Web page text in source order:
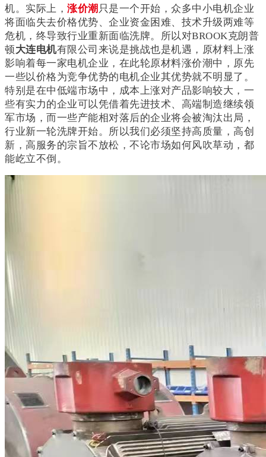
机。实际上， 涨价潮 只是一个开始，众多中小电机企业
将面临失去价格优势、企业资金困难、技术升级两难等
危机，终导致行业重新面临洗牌。所以对BROOK克朗普
顿大连电机有限公司来说是挑战也是机遇， 原材料上涨
影响着每一家电机企业，在此轮原材料涨价潮中，原先
一些以价格为竞争优势的电机企业其优势就不明显了。
特别是在中低端市场中，成本上涨对产品影响较大，一
些有实力的企业可以凭借着先进技术、高端制造继续领
军市场，而一些产能相对落后的企业将会被淘汰出局，
行业新一轮洗牌开始。所以我们必须坚持高质量，高创
新，高服务的宗旨不放松，不论市场如何风吹草动，都
能屹立不倒。